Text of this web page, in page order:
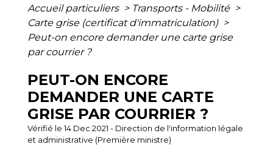
Accueil particuliers > Transports - Mobilité >
Carte grise (certificat d'immatriculation) >
Peut-on encore demander une carte grise
par courrier ?
PEUT-ON ENCORE
DEMANDER UNE CARTE
GRISE PAR COURRIER ?
Vérifié le 14 Dec 2021 - Direction de l'information légale
et administrative (Première ministre)